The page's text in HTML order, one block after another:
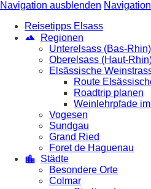
Navigation ausblenden
Reisetipps Elsass
Regionen
Unterelsass (Bas-Rhin)
Oberelsass (Haut-
Elsässische
Route
Roadtrip planen
Weinlehrpfade
Vogesen
Sundgau
Grand Ried
Foret de Haguenau
Städte
Besondere Orte
Colmar